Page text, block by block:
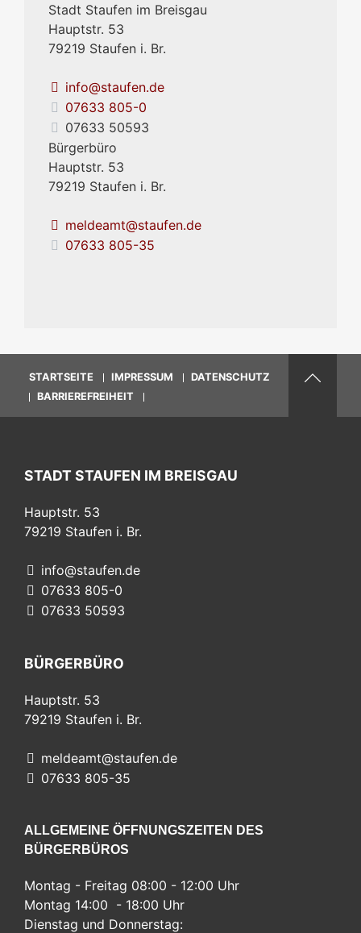
Stadt Staufen im Breisgau
Hauptstr. 53
79219 Staufen i. Br.
info@staufen.de
07633 805-0
07633 50593
Bürgerbüro
Hauptstr. 53
79219 Staufen i. Br.
meldeamt@staufen.de
07633 805-35
STARTSEITE IMPRESSUM
DATENSCHUTZ
BARRIEREFREIHEIT
STADT STAUFEN IM BREISGAU
Hauptstr. 53
79219 Staufen i. Br.
info@staufen.de
07633 805-0
07633 50593
BÜRGERBÜRO
Hauptstr. 53
79219 Staufen i. Br.
meldeamt@staufen.de
07633 805-35
ALLGEMEINE ÖFFNUNGSZEITEN DES
BÜRGERBÜROS
Montag - Freitag 08:00 - 12:00 Uhr
Montag 14:00 - 18:00 Uhr
Dienstag und Donnerstag: